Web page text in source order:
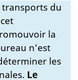
transports du
la
n’est
les
Le